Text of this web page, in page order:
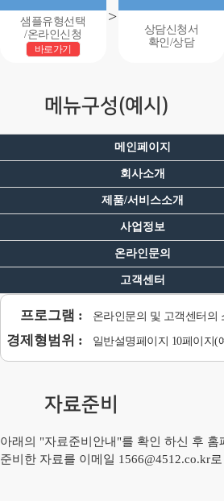
샘플유형선택
/온라인신청
바로가기
>
상담신청서
확인/상담
메뉴구성(예시)
메인페이지
회사소개
제품/서비스소개
사업정보
온라인문의
고객센터
프로그램 : 온라인문의 및 고객센터의
경제형범위 : 일반설명페이지 10페이지(
자료준비
아래의 "자료준비안내"를 확인 하신 후
준비한 자료를 이메일 1566@4512.co.kr